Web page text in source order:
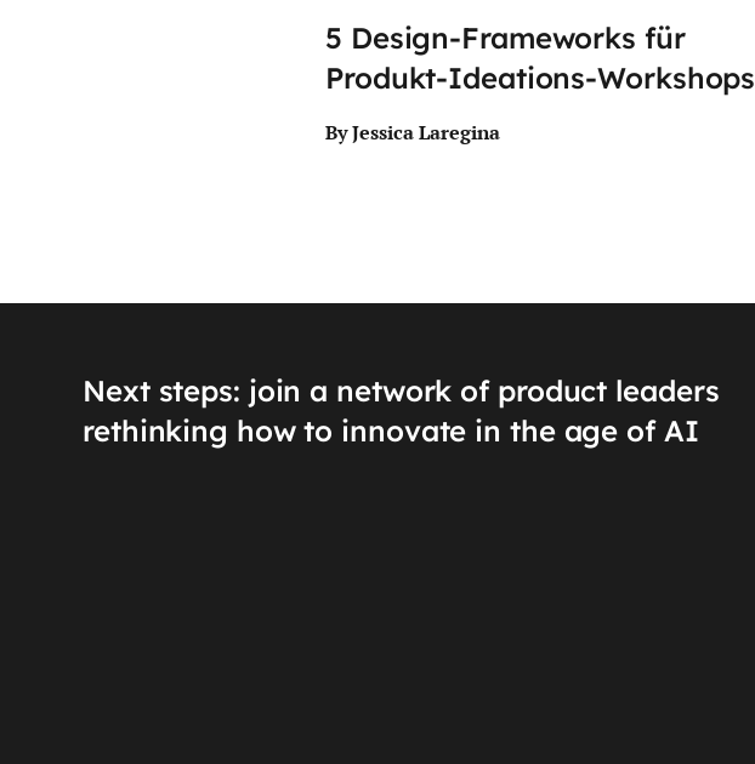
5 Design-Frameworks für
Produkt-Ideations-Workshops
By Jessica Laregina
Next steps: join a network of product leaders
rethinking how to innovate in the age of AI